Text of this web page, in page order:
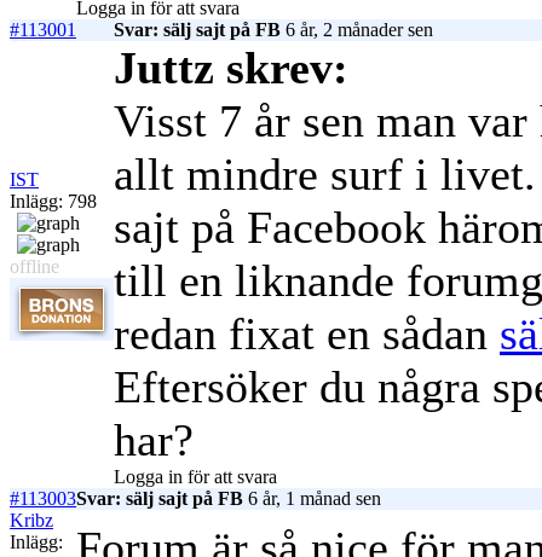
Logga in för att svara
#113001
Svar: sälj sajt på FB 6 år, 2 månader sen
IST
Inlägg: 798
offline
Juttz skrev:
Visst 7 år sen man
allt mindre surf i livet.
sajt på Facebook
till en liknande
redan fixat en sådan
Eftersöker du några
har?
Logga in för att svara
#113003Svar: sälj sajt på FB 6 år, 1 månad sen
Kribz
Inlägg: